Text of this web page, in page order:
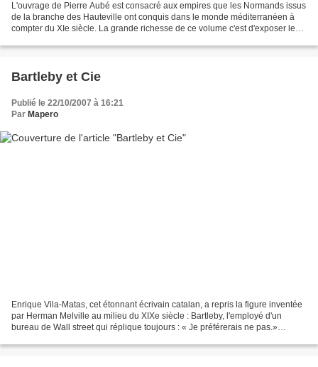
L'ouvrage de Pierre Aubé est consacré aux empires que les Normands issus
de la branche des Hauteville ont conquis dans le monde méditerranéen à
compter du XIe siècle. La grande richesse de ce volume c'est d'exposer les
Bartleby et Cie
Publié le 22/10/2007 à 16:21
Par Mapero
Enrique Vila-Matas, cet étonnant écrivain catalan, a repris la figure inventée
par Herman Melville au milieu du XIXe siècle : Bartleby, l'employé d'un
bureau de Wall street qui réplique toujours : « Je préférerais ne pas.»